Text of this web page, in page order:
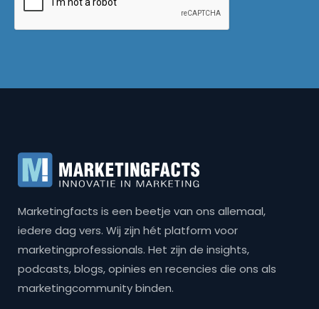
Marketingfacts is een beetje van ons allemaal,
iedere dag vers. Wij zijn hét platform voor
marketingprofessionals. Het zijn de insights,
podcasts, blogs, opinies en recencies die ons als
marketingcommunity binden.